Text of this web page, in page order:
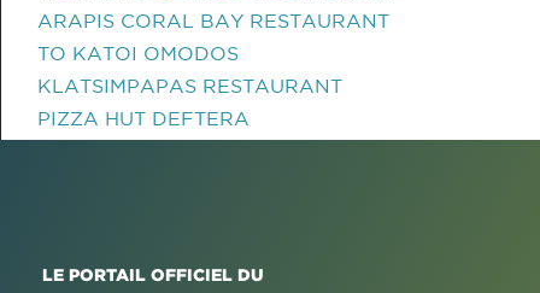
ARAPIS CORAL BAY RESTAURANT
TO KATOI OMODOS
KLATSIMPAPAS RESTAURANT
PIZZA HUT DEFTERA
LE PORTAIL OFFICIEL DU